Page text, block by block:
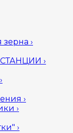
›
›
›
›
›
›